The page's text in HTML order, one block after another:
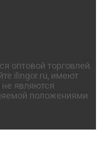
оптовой торговлей.
ilingor.ru, имеют
являются
положениями